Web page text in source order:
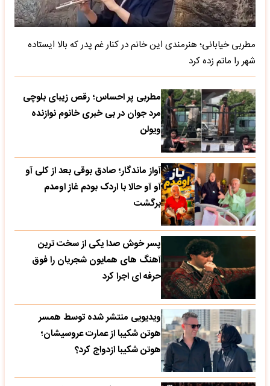
مطربی خیابانی؛ هنرمندی این خانم در کنار غم پدر که بالا ایستاده
شهر را ماتم زده کرد
مطربی پر احساس؛ رقص زیبای بلوچی
مرد جوان در بی خبری خانوم نوازنده
ویولن
آواز ماندگار؛ صادق بوقی بعد از کلی آو
آو آو حالا با اردک بودم غاز اومدم
برگشت
پسر خوش صدا یکی از سخت ترین
آهنگ های همایون شجریان را فوق
حرفه ای اجرا کرد
ویدیویی منتشر شده توسط همسر
هوتن شکیبا از عمارت عروسیشان؛
هوتن شکیبا ازدواج کرد؟